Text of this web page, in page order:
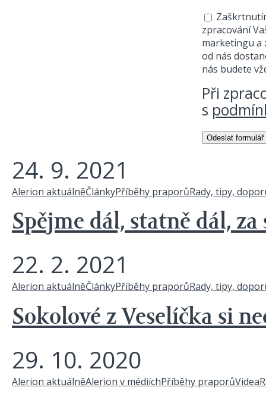
Souhlas se
zpracování
marketingu a
od nás
nás budete
Při
s
24. 9. 2021
Alerion aktuálněČlánkyPříběhy praporůRady, tipy,
Spějme dál, statně dál,
22. 2. 2021
Alerion aktuálněČlánkyPříběhy praporůRady, tipy,
Sokolové z Veselíčka si
29. 10. 2020
Alerion aktuálněAlerion v médiíchPříběhy praporůVidea